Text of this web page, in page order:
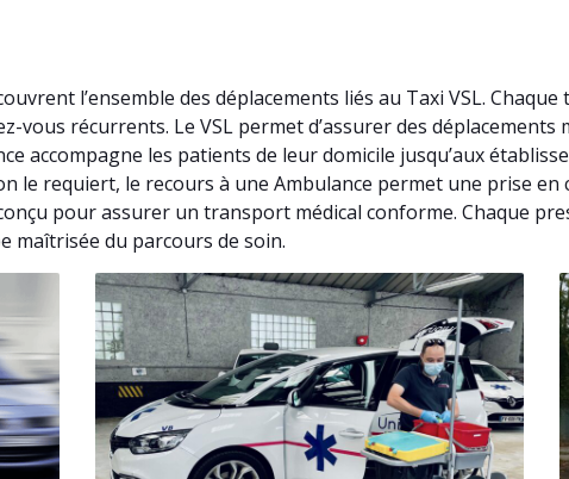
l’ensemble des déplacements liés au Taxi VSL.
vous récurrents. Le VSL permet d’assurer des
accompagne les patients de leur domicile jusqu’aux
le requiert, le recours à une Ambulance permet une prise en
pour assurer un transport médical conforme. Chaque
maîtrisée du parcours de soin.